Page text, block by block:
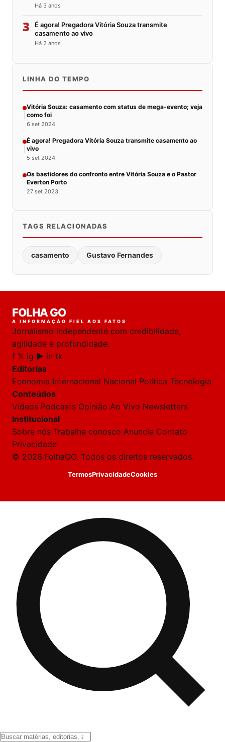
Há 3 anos
3
É agora! Pregadora Vitória Souza transmite
casamento ao vivo
Há 2 anos
LINHA DO TEMPO
Vitória Souza: casamento com status de mega-evento; veja
como foi
6 set 2024
É agora! Pregadora Vitória Souza transmite casamento ao
vivo
5 set 2024
Os bastidores do confronto entre Vitória Souza e o Pastor
Everton Porto
27 set 2023
TAGS RELACIONADAS
casamento Gustavo Fernandes
FOLHA GO
A INFORMAÇÃO FIEL AOS FATOS
Jornalismo independente com credibilidade,
agilidade e profundidade.
f 𝕏 ig ▶ in tk
Editorias
Economia Internacional Nacional Política Tecnologia
Conteúdos
Vídeos Podcasts Opinião Ao Vivo Newsletters
Institucional
Sobre nós Trabalhe conosco Anuncie Contato
Privacidade
© 2026 FolhaGO. Todos os direitos reservados.
TermosPrivacidadeCookies